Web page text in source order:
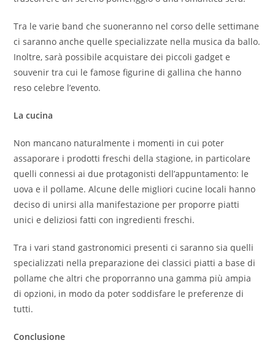
Tra le varie band che suoneranno nel corso delle settimane
ci saranno anche quelle specializzate nella musica da ballo.
Inoltre, sarà possibile acquistare dei piccoli gadget e
souvenir tra cui le famose figurine di gallina che hanno
reso celebre l’evento.
La cucina
Non mancano naturalmente i momenti in cui poter
assaporare i prodotti freschi della stagione, in particolare
quelli connessi ai due protagonisti dell’appuntamento: le
uova e il pollame. Alcune delle migliori cucine locali hanno
deciso di unirsi alla manifestazione per proporre piatti
unici e deliziosi fatti con ingredienti freschi.
Tra i vari stand gastronomici presenti ci saranno sia quelli
specializzati nella preparazione dei classici piatti a base di
pollame che altri che proporranno una gamma più ampia
di opzioni, in modo da poter soddisfare le preferenze di
tutti.
Conclusione